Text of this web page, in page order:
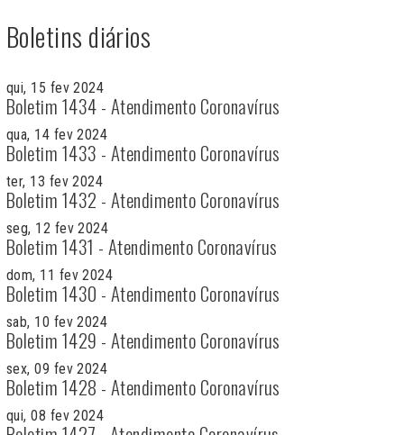
Boletins diários
qui, 15 fev 2024
Boletim 1434 - Atendimento Coronavírus
qua, 14 fev 2024
Boletim 1433 - Atendimento Coronavírus
ter, 13 fev 2024
Boletim 1432 - Atendimento Coronavírus
seg, 12 fev 2024
Boletim 1431 - Atendimento Coronavírus
dom, 11 fev 2024
Boletim 1430 - Atendimento Coronavírus
sab, 10 fev 2024
Boletim 1429 - Atendimento Coronavírus
sex, 09 fev 2024
Boletim 1428 - Atendimento Coronavírus
qui, 08 fev 2024